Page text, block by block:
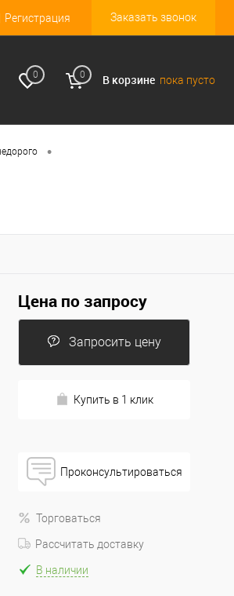
Регистрация Заказать звонок
0 0 В корзине пока пусто
•
Цена по запросу
Запросить цену
Купить в 1 клик
Проконсультироваться
Торговаться
Рассчитать доставку
В наличии